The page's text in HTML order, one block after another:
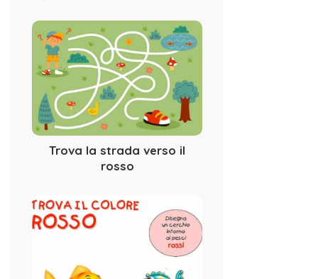
Trova la strada verso il
rosso